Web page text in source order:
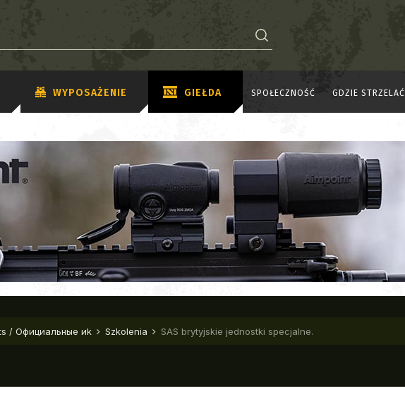
WYPOSAŻENIE GIEŁDA SPOŁECZNOŚĆ GDZIE STRZELAĆ